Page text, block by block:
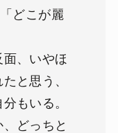
どこが麗
、いやほ
と思う、
もいる。
どっちと